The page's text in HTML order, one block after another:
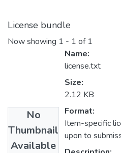
License bundle
Now showing 1 - 1 of 1
No
Thumbnail
Available
Name:
license.txt
Size:
2.12 KB
Format:
Item-specific
upon to